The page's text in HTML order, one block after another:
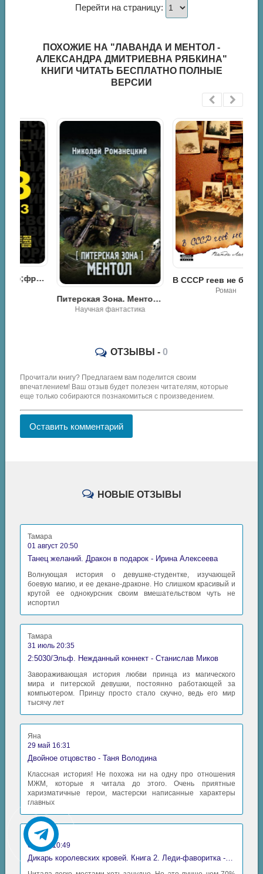
Перейти на страницу:
ПОХОЖИЕ НА "ЛАВАНДА И МЕНТОЛ -
АЛЕКСАНДРА ДМИТРИЕВНА РЯБКИНА"
КНИГИ ЧИТАТЬ БЕСПЛАТНО ПОЛНЫЕ
ВЕРСИИ
Питерская Зона. Ментол - Николай Романецкий
Научная фантастика
В СССР геев не было! - Ванда Лаванда
ОТЗЫВЫ - 0
Прочитали книгу? Предлагаем вам поделится своим
впечатлением! Ваш отзыв будет полезен читателям, которые
еще только собираются познакомиться с произведением.
Оставить комментарий
НОВЫЕ ОТЗЫВЫ
Тамара
01 август 20:50
Танец желаний. Дракон в подарок - Ирина Алексеева
Волнующая история о девушке-студентке, изучающей
боевую магию, и ее декане-драконе. Но слишком красивый и
крутой ее однокурсник своим вмешательством чуть не
испортил
Тамара
31 июль 20:35
2:5030/Эльф. Нежданный коннект - Станислав Миков
Завораживающая история любви принца из магического
мира и питерской девушки, постоянно работающей за
компьютером. Принцу просто стало скучно, ведь его мир
тысячу лет
Яна
29 май 16:31
Двойное отцовство - Таня Володина
Классная история! Не похожа ни на одну про отношения
МЖМ, которые я читала до этого. Очень приятные
харизматичные герои, мастерски написанные характеры
главных
Аида
06 май 10:49